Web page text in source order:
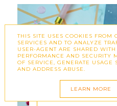
THIS SITE USES COOKIES FROM
SERVICES AND TO ANALYZE
USER-AGENT ARE SHARED
PERFORMANCE AND SECURITY
OF SERVICE, GENERATE USAGE
AND ADDRESS ABUSE.
LEARN MORE